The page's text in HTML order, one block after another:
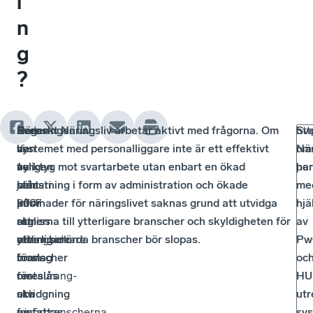
n
g
?
Regeringen
har
nyligen
sänt
på
remiss
ett
förslag
om
utvidgning
Sedan
den
1
januari
2007
ska
näringsidkare
inom
restaurang-
och
När
vi
nu
står
inför
att
ytterligare
branscher
föreslås
ska
Svenskt Näringsliv arbetar aktivt med frågorna. Om
systemet med personalliggare inte är ett effektivt
verktyg mot svartarbete utan enbart en ökad
belastning i form av administration och ökade
kostnader för näringslivet saknas grund att utvidga
reglerna till ytterligare branscher och skyldigheten för
redan berörda branscher bör slopas.
har
av